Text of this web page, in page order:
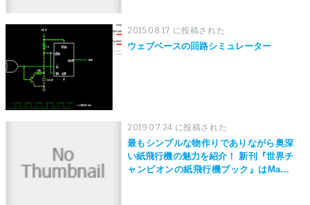
2015.08.17 に投稿された
ウェブベースの回路シミュレーター
2019.07.24 に投稿された
最もシンプルな物作りでありながら奥深
い紙飛行機の魅力を紹介！ 新刊『世界チ
ャンピオンの紙飛行機ブック』はMaker